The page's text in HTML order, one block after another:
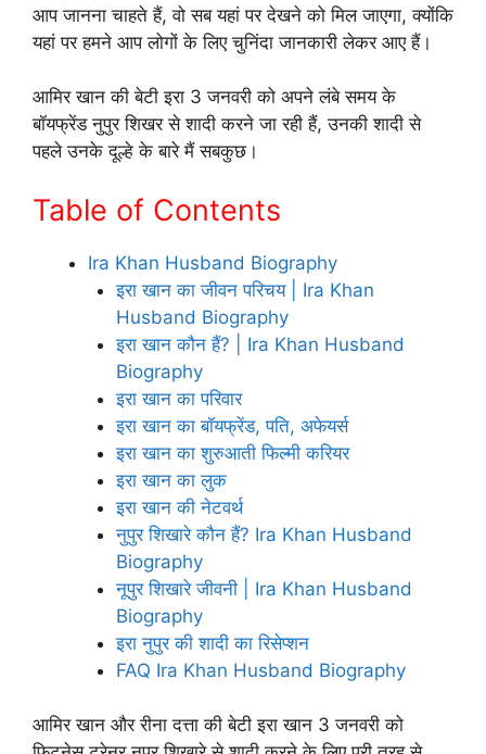
आप जानना चाहते हैं, वो सब यहां पर देखने को मिल जाएगा, क्योंकि
यहां पर हमने आप लोगों के लिए चुनिंदा जानकारी लेकर आए हैं।
आमिर खान की बेटी इरा 3 जनवरी को अपने लंबे समय के
बॉयफ्रेंड नुपुर शिखर से शादी करने जा रही हैं, उनकी शादी से
पहले उनके दूल्हे के बारे मैं सबकुछ।
Table of Contents
Ira Khan Husband Biography
इरा खान का जीवन परिचय | Ira Khan
Husband Biography
इरा खान कौन हैं? | Ira Khan Husband
Biography
इरा खान का परिवार
इरा खान का बॉयफ्रेंड, पति, अफेयर्स
इरा खान का शुरुआती फिल्मी करियर
इरा खान का लुक
इरा खान की नेटवर्थ
नुपुर शिखारे कौन हैं? Ira Khan Husband
Biography
नूपुर शिखारे जीवनी | Ira Khan Husband
Biography
इरा नुपुर की शादी का रिसेप्शन
FAQ Ira Khan Husband Biography
आमिर खान और रीना दत्ता की बेटी इरा खान 3 जनवरी को